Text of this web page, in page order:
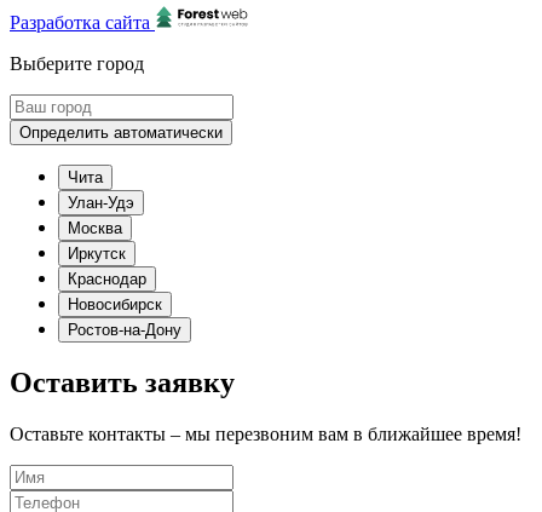
Разработка сайта
Выберите город
Определить автоматически
Чита
Улан-Удэ
Москва
Иркутск
Краснодар
Новосибирск
Ростов-на-Дону
Оставить заявку
Оставьте контакты – мы перезвоним вам в ближайшее время!